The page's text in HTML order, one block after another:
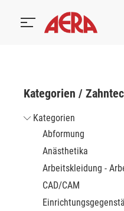
Kategorien /
Kategorien
Abformung
Anästhetika
Arbeitskleidung -
CAD/CAM